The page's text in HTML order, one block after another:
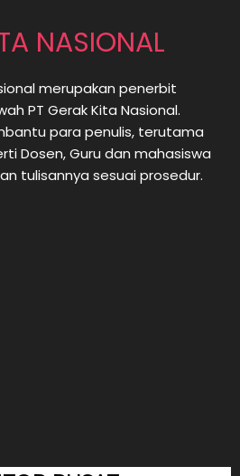
NASIONAL
merupakan penerbit
PT Gerak Kita Nasional.
para penulis, terutama
Dosen, Guru dan mahasiswa
tulisannya sesuai prosedur.